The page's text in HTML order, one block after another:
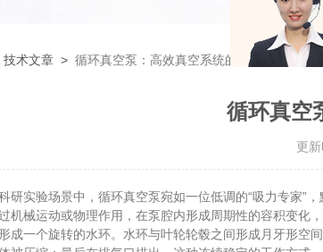
技术文章 > 循环真空泵：高效真空系统的核心组件
循环真空
更
实验场景中，循环真空泵宛如一位低调的“吸力专家”，
机械运动或物理作用，在泵腔内形成周期性的容积变化
成一个旋转的水环。水环与叶轮轮毂之间形成月牙形